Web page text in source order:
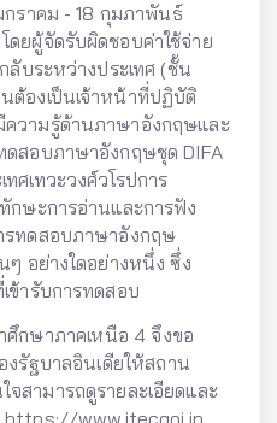
ราคม - 18 กุมภาพันธ์
ยผู้จัดรับผิดชอบค่าใช้จ่าย
ลับระหว่างประเทศ (ชั้น
ต้องเป็นเจ้าหน้าที่ปฏิบัติ
ความรู้ด้านภาษาอังกฤษและ
ดสอบภาษาอังกฤษชุด DIFA
ทศเทวะวงศ์วโรปการ
กษะการอ่านและการฟัง
รทดสอบภาษาอังกฤษ
ๆ อย่างใดอย่างหนึ่ง ซึ่ง
ข้ารับการทดสอบ
ษาภาคเหนือ 4 จึงขอ
รัฐบาลอินเดียให้สถาน
สามารถดูรายละเอียดและ